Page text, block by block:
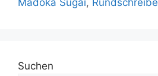
Madoka Sugai,
Suchen